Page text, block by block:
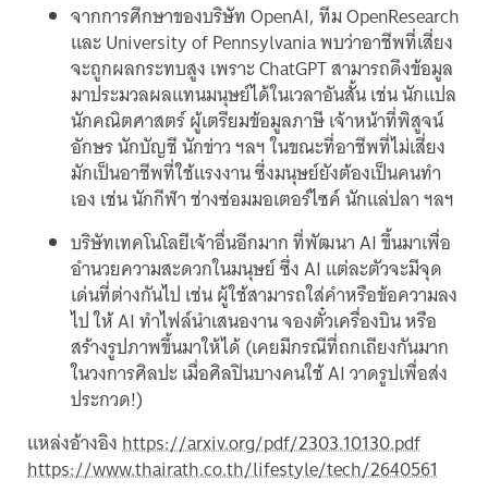
จากการศึกษาของบริษัท OpenAI, ทีม OpenResearch
และ University of Pennsylvania พบว่าอาชีพที่เสี่ยง
จะถูกผลกระทบสูง เพราะ ChatGPT สามารถดึงข้อมูล
มาประมวลผลแทนมนุษย์ได้ในเวลาอันสั้น เช่น นักแปล
นักคณิตศาสตร์ ผู้เตรียมข้อมูลภาษี เจ้าหน้าที่พิสูจน์
อักษร นักบัญชี นักข่าว ฯลฯ ในขณะที่อาชีพที่ไม่เสี่ยง
มักเป็นอาชีพที่ใช้แรงงาน ซึ่งมนุษย์ยังต้องเป็นคนทำ
เอง เช่น นักกีฬา ช่างซ่อมมอเตอร์ไซค์ นักแล่ปลา ฯลฯ
บริษัทเทคโนโลยีเจ้าอื่นอีกมาก ที่พัฒนา AI ขึ้นมาเพื่อ
อำนวยความสะดวกในมนุษย์ ซึ่ง AI แต่ละตัวจะมีจุด
เด่นที่ต่างกันไป เช่น ผู้ใช้สามารถใส่คำหรือข้อความลง
ไป ให้ AI ทำไฟล์นำเสนองาน จองตั๋วเครื่องบิน หรือ
สร้างรูปภาพขึ้นมาให้ได้ (เคยมีกรณีที่ถกเถียงกันมาก
ในวงการศิลปะ เมื่อศิลปินบางคนใช้ AI วาดรูปเพื่อส่ง
ประกวด!)
แหล่งอ้างอิงhttps://arxiv.org/pdf/2303.10130.pdf
https://www.thairath.co.th/lifestyle/tech/2640561